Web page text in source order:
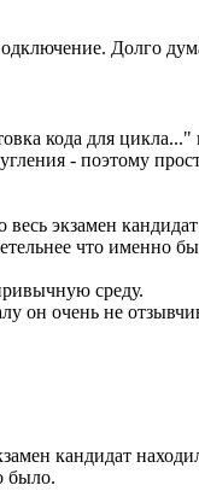
Долго
кода для
- поэтому
экзамен
что именно
среду.
он очень не
кандидат
было.